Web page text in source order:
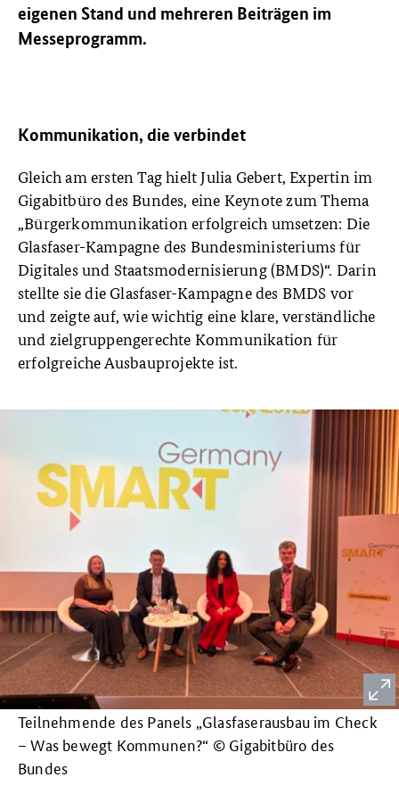
eigenen Stand und mehreren Beiträgen im
Messeprogramm.
Kommunikation, die verbindet
Gleich am ersten Tag hielt Julia Gebert, Expertin im
Gigabitbüro des Bundes, eine Keynote zum Thema
„Bürgerkommunikation erfolgreich umsetzen: Die
Glasfaser-Kampagne des Bundesministeriums für
Digitales und Staatsmodernisierung (BMDS)“. Darin
stellte sie die Glasfaser-Kampagne des BMDS vor
und zeigte auf, wie wichtig eine klare, verständliche
und zielgruppengerechte Kommunikation für
erfolgreiche Ausbauprojekte ist.
Teilnehmende des Panels „Glasfaserausbau im Check
– Was bewegt Kommunen?“ © Gigabitbüro des
Bundes